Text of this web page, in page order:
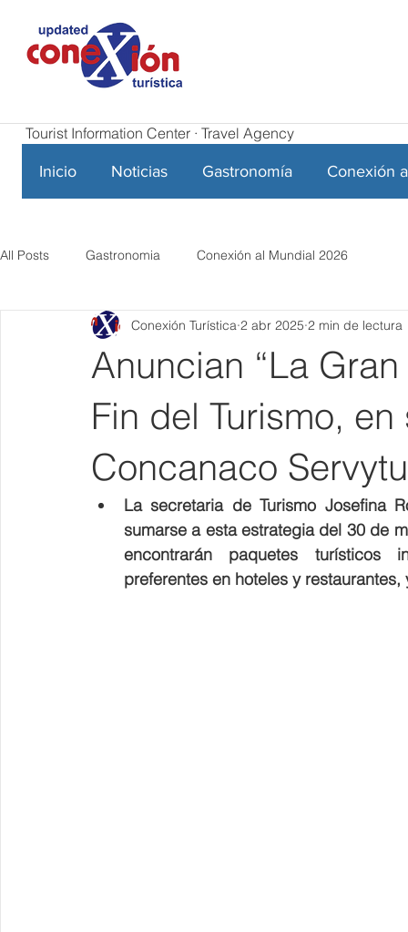
Tourist Information Center · Travel Agency
Inicio Noticias Gastronomía Conexión
All Posts Gastronomia Conexión al Mundial 2026
Anuncian “La
Fin del Turismo,
Concanaco
Conexión Turística 2 abr 2025 2 min de lectura
La secretaria de Turismo Josefina
sumarse a esta estrategia del 30 de
encontrarán paquetes turísticos
preferentes en hoteles y